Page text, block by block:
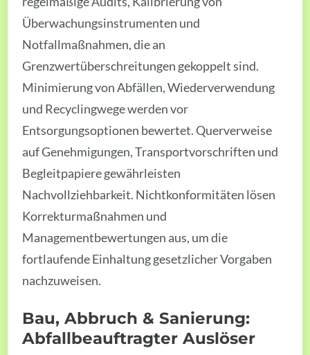
Überwachungsinstrumenten und
Notfallmaßnahmen, die an
Grenzwertüberschreitungen gekoppelt sind.
Minimierung von Abfällen, Wiederverwendung
und Recyclingwege werden vor
Entsorgungsoptionen bewertet. Querverweise
auf Genehmigungen, Transportvorschriften und
Begleitpapiere gewährleisten
Nachvollziehbarkeit. Nichtkonformitäten lösen
Korrekturmaßnahmen und
Managementbewertungen aus, um die
fortlaufende Einhaltung gesetzlicher Vorgaben
nachzuweisen.
Bau, Abbruch & Sanierung:
Abfallbeauftragter Auslöser